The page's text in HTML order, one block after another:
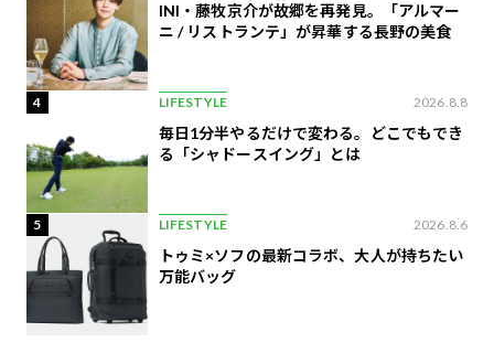
INI・藤牧京介が故郷を再発見。「アルマー
ニ / リストランテ」が昇華する長野の美食
4 LIFESTYLE 2026.8.8
毎日1分半やるだけで変わる。どこでもでき
る「シャドースイング」とは
5 LIFESTYLE 2026.8.6
トゥミ×ソフの最新コラボ、大人が持ちたい
万能バッグ